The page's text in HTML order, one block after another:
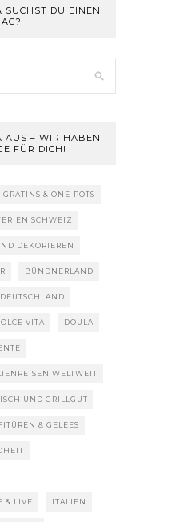
SUCHST DU EINEN
AUS – WIR HABEN
FÜR DICH!
& ONE-POTS
SCHWEIZ
DEKORIEREN
BÜNDNERLAND
DEUTSCHLAND
VITA DOULA
WELTWEIT
UND GRILLGUT
& GELEES
& LIVE ITALIEN